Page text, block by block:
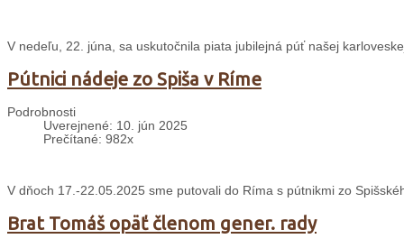
V nedeľu, 22. júna, sa uskutočnila piata jubilejná púť našej
Pútnici nádeje zo Spiša v Ríme
Podrobnosti
Uverejnené: 10. jún 2025
Prečítané: 982x
V dňoch 17.-22.05.2025 sme putovali do Ríma s pútnikmi zo
Brat Tomáš opäť členom gener. rady